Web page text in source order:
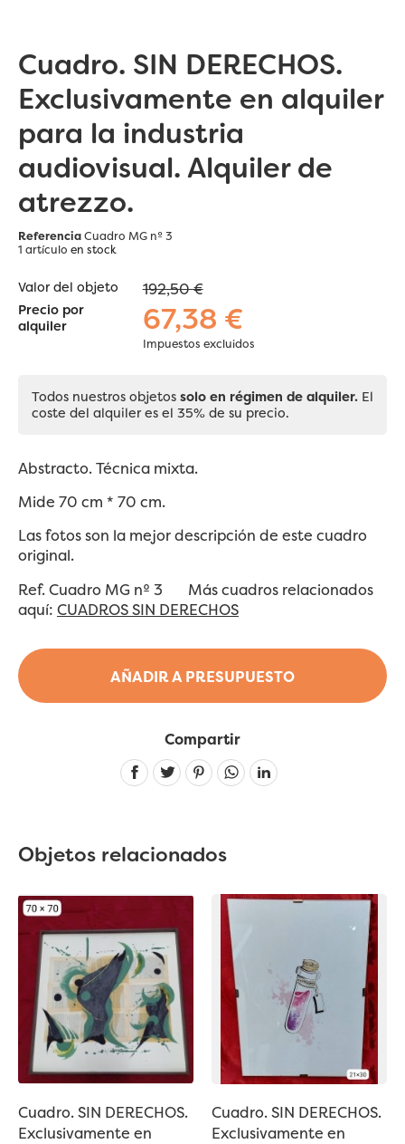
Cuadro. SIN DERECHOS.
Exclusivamente en alquiler
para la industria
audiovisual. Alquiler de
atrezzo.
ReferenciaCuadro MG nº 3
1 artículo en stock
AÑADIR A PRESUPUESTO
Valor del objeto 192,50 €
Precio por
alquiler
67,38 €
Impuestos excluidos
Todos nuestros objetos solo en régimen de alquiler. El
coste del alquiler es el 35% de su precio.
Abstracto. Técnica mixta.
Mide 70 cm * 70 cm.
Las fotos son la mejor descripción de este cuadro
original.
Ref. Cuadro MG nº 3 Más cuadros relacionados
aquí: CUADROS SIN DERECHOS
Compartir
Linkedin
Objetos relacionados
Cuadro. SIN DERECHOS.
Exclusivamente en
Cuadro. SIN DERECHOS.
Exclusivamente en